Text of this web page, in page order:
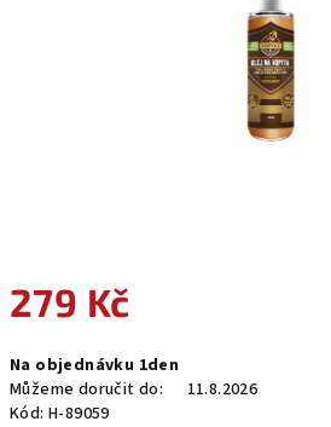
279 Kč
cena:
Na objednávku 1den
Můžeme doručit do:
11.8.2026
Kód: H-89059